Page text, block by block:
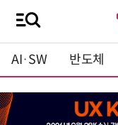
AI·SW 반도체